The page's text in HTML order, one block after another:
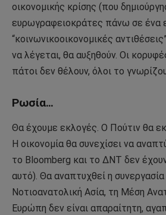
οικονομικής κρίσης (που
ευρωγραφειοκράτες πάνω σε ένα
“κοινωνικοοικονομικές
να λέγεται, θα αυξηθούν. Οι
πάτοι δεν θέλουν, όλοι το
Ρωσία…
Θα έχουμε εκλογές. Ο Πούτιν θα
Η οικονομία θα συνεχίσει να
το Bloomberg και το ΔΝΤ δεν έχουν
αυτό). Θα αναπτυχθεί η
Νοτιοανατολική Ασία, τη Μέση
Ευρώπη δεν είναι απαραίτητη,